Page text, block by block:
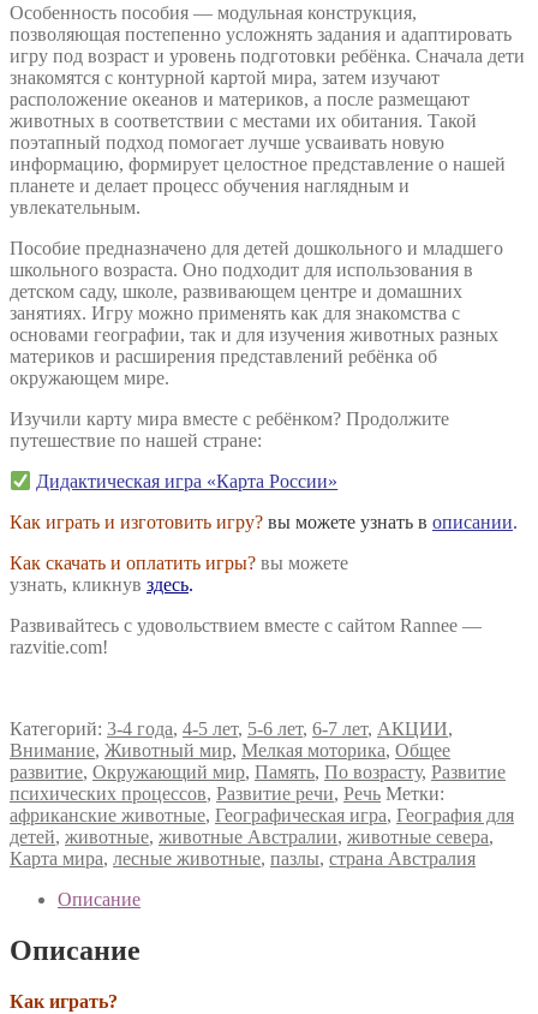
Особенность пособия — модульная конструкция,
позволяющая постепенно усложнять задания и адаптировать
игру под возраст и уровень подготовки ребёнка. Сначала дети
знакомятся с контурной картой мира, затем изучают
расположение океанов и материков, а после размещают
животных в соответствии с местами их обитания. Такой
поэтапный подход помогает лучше усваивать новую
информацию, формирует целостное представление о нашей
планете и делает процесс обучения наглядным и
увлекательным.
Пособие предназначено для детей дошкольного и младшего
школьного возраста. Оно подходит для использования в
детском саду, школе, развивающем центре и домашних
занятиях. Игру можно применять как для знакомства с
основами географии, так и для изучения животных разных
материков и расширения представлений ребёнка об
окружающем мире.
Изучили карту мира вместе с ребёнком? Продолжите
путешествие по нашей стране:
Дидактическая игра «Карта России»
Как играть и изготовить игру? вы можете узнать в описании.
Как скачать и оплатить игры? вы можете
узнать, кликнув здесь.
Развивайтесь с удовольствием вместе с сайтом Rannee —
razvitie.com!
Категорий: 3-4 года, 4-5 лет, 5-6 лет, 6-7 лет, АКЦИИ,
Внимание, Животный мир, Мелкая моторика, Общее
развитие, Окружающий мир, Память, По возрасту, Развитие
психических процессов, Развитие речи, Речь Метки:
африканские животные, Географическая игра, География для
детей, животные, животные Австралии, животные севера,
Карта мира, лесные животные, пазлы, страна Австралия
Описание
Описание
Как играть?